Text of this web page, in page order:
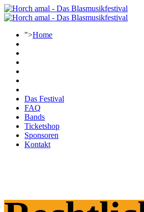
">Home
Das Festival
FAQ
Bands
Ticketshop
Sponsoren
Kontakt